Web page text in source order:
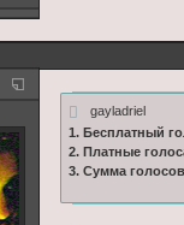
gayladriel
1. Бесплатный
2. Платные
3. Сумма